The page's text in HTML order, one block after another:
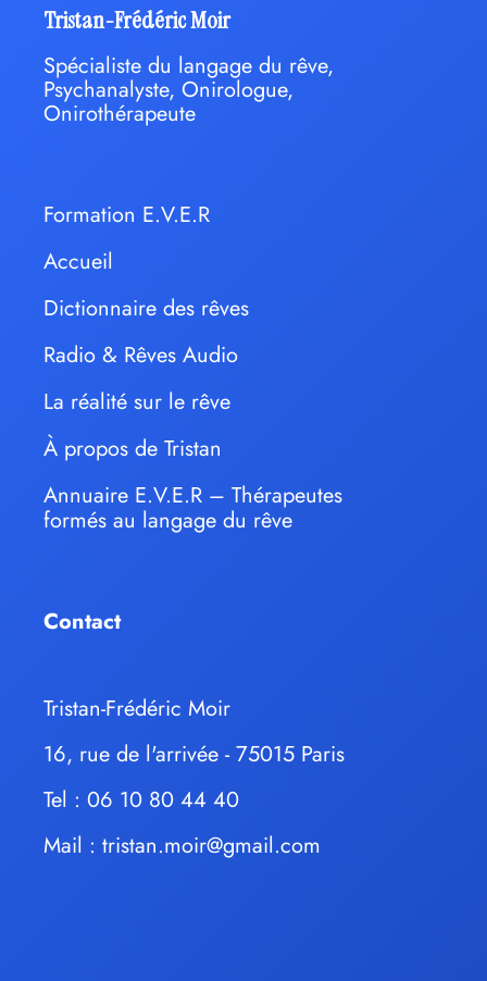
Tristan-Frédéric Moir
Spécialiste du langage du rêve,
Psychanalyste, Onirologue,
Onirothérapeute
Formation E.V.E.R
Accueil
Dictionnaire des rêves
Radio & Rêves Audio
La réalité sur le rêve
À propos de Tristan
Annuaire E.V.E.R – Thérapeutes
formés au langage du rêve
Contact
Tristan-Frédéric Moir
16, rue de l'arrivée - 75015 Paris
Tel : 06 10 80 44 40
Mail : tristan.moir@gmail.com